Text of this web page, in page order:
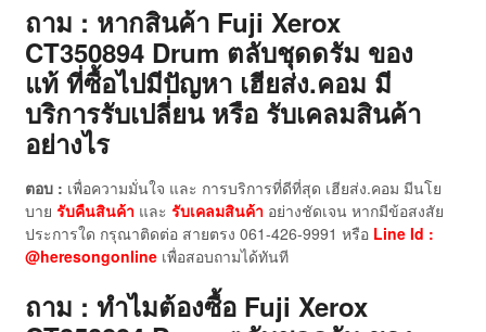
ถาม : หากสินค้า Fuji Xerox
CT350894 Drum ตลับชุดดรัม ของ
แท้ ที่ซื้อไปมีปัญหา เฮียส่ง.คอม มี
บริการรับเปลี่ยน หรือ รับเคลมสินค้า
อย่างไร
ตอบ : เพื่อความมั่นใจ และ การบริการที่ดีที่สุด เฮียส่ง.คอม มีนโย
บาย รับคืนสินค้า และ รับเคลมสินค้า อย่างชัดเจน หากมีข้อสงสัย
ประการใด กรุณาติดต่อ สายตรง 061-426-9991 หรือ Line Id :
@heresongonlineเพื่อสอบถามได้ทันที
ถาม : ทำไมต้องซื้อ Fuji Xerox